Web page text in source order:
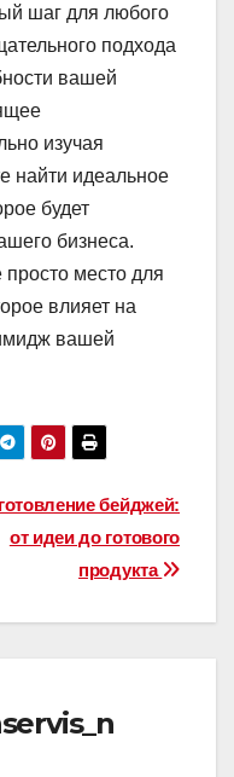
шаг для любого
подхода
вашей
изучая
найти идеальное
будет
бизнеса.
место для
влияет на
вашей
бейджей:
от идеи до готового
продукта